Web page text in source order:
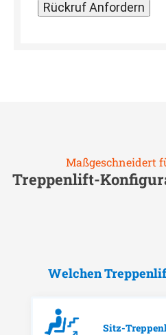
Maßgeschneidert
Treppenlift-
Welchen
Sitz-